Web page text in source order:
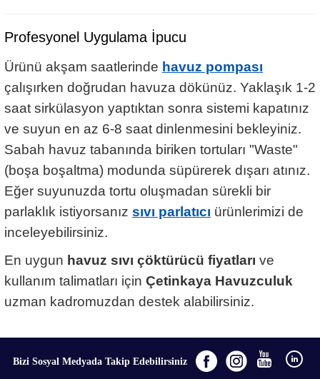
Profesyonel Uygulama İpucu
Ürünü akşam saatlerinde havuz pompası
çalışırken doğrudan havuza dökünüz. Yaklaşık 1-2
saat sirkülasyon yaptıktan sonra sistemi kapatınız
ve suyun en az 6-8 saat dinlenmesini bekleyiniz.
Sabah havuz tabanında biriken tortuları "Waste"
(boşa boşaltma) modunda süpürerek dışarı atınız.
Eğer suyunuzda tortu oluşmadan sürekli bir
parlaklık istiyorsanız sıvı parlatıcı ürünlerimizi de
inceleyebilirsiniz.
En uygun havuz sıvı çöktürücü fiyatları ve
kullanım talimatları için Çetinkaya Havuzculuk
uzman kadromuzdan destek alabilirsiniz.
Bizi Sosyal Medyada Takip Edebilirsiniz